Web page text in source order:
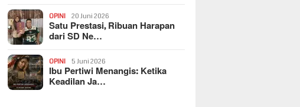
OPINI 20 Juni 2026
Satu Prestasi, Ribuan Harapan
dari SD Ne…
OPINI 5 Juni 2026
Ibu Pertiwi Menangis: Ketika
Keadilan Ja…